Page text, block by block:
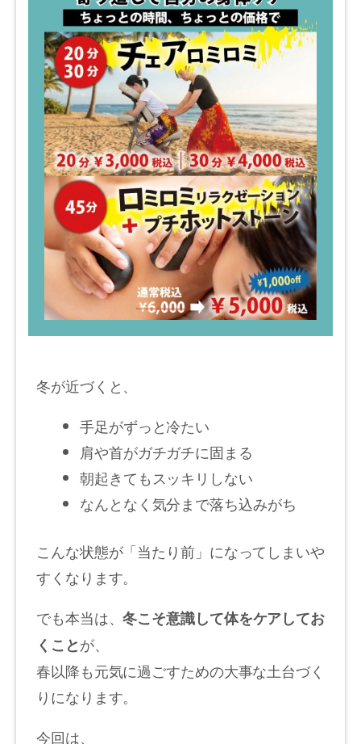
冬が近づくと、
手足がずっと冷たい
肩や首がガチガチに固まる
朝起きてもスッキリしない
なんとなく気分まで落ち込みがち
こんな状態が「当たり前」になってしまいや
すくなります。
でも本当は、冬こそ意識して体をケアしてお
くことが、
春以降も元気に過ごすための大事な土台づく
りになります。
今回は、